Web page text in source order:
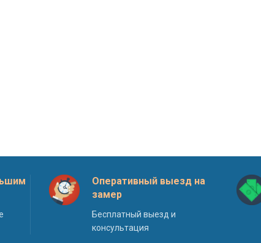
Оперативный выезд на
замер
Бесплатный выезд и
консультация